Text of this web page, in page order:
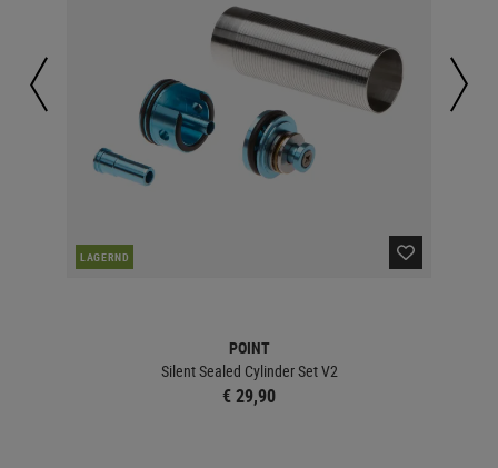
LAGERND
POINT
Silent Sealed Cylinder Set V2
€ 29,90